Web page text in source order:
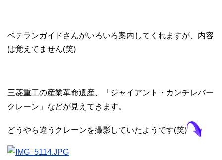
ベテランガイドさんがいろいろ案内してくれますが、内容
は覚えてません(笑)
三菱重工の産業革命遺産、「ジャイアント・カンチレバー
クレーン」などが見えてきます。
どうやら違うクレーンを撮影していたようです(笑)